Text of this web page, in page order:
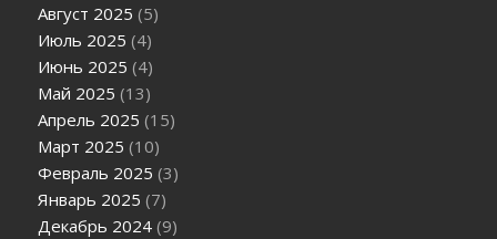
Август 2025 (5)
Июль 2025 (4)
Июнь 2025 (4)
Май 2025 (13)
Апрель 2025 (15)
Март 2025 (10)
Февраль 2025 (3)
Январь 2025 (7)
Декабрь 2024 (9)